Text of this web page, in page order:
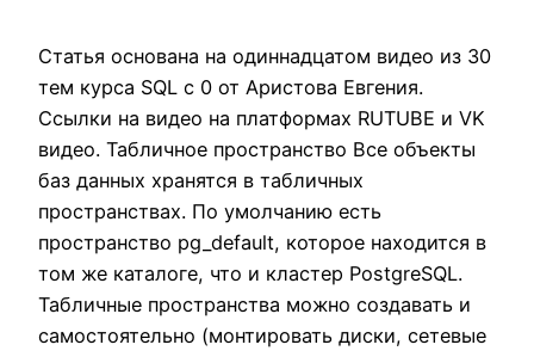
Статья основана на одиннадцатом видео из 30
тем курса SQL c 0 от Аристова Евгения.
Ссылки на видео на платформах RUTUBE и VK
видео. Табличное пространство Все объекты
баз данных хранятся в табличных
пространствах. По умолчанию есть
пространство pg_default, которое находится в
том же каталоге, что и кластер PostgreSQL.
Табличные пространства можно создавать и
самостоятельно (монтировать диски, сетевые